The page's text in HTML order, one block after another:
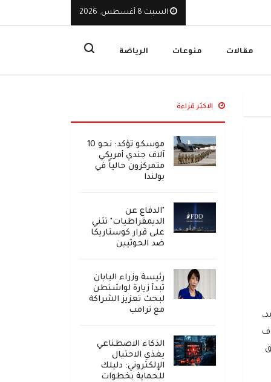
تراخيص ثلاث منشآت صرافة ويأمر بإغلاق مقراتها
السبت 8 أغسطس, 2026
مقالات منوعات الرياضة
الاكثر قراءة
موسكو تؤكد: نحو 10
آلاف جندي أمريكي
متمركزون حالياً في
بولندا
"الدفاع عن
الديمقراطيات" تثني
على قرار كوستاريكا
ضد الحوثيين
رئيسة وزراء اليابان
تبدأ زيارة لواشنطن
لبحث تعزيز الشراكة
مع ترامب
الذكاء الاصطناعي
يغذي الاحتيال
الإلكتروني: دليلك
للحماية بخطوات